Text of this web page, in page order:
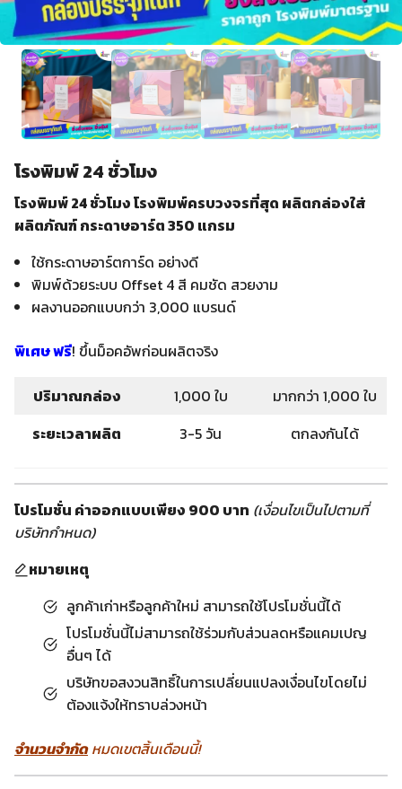
โรงพิมพ์ 24 ชั่วโมง
โรงพิมพ์ 24 ชั่วโมง โรงพิมพ์ครบวงจรที่สุด ผลิตกล่องใส่
ผลิตภัณฑ์ กระดาษอาร์ต 350 แกรม
ใช้กระดาษอาร์ตการ์ด อย่างดี
พิมพ์ด้วยระบบ Offset 4 สี คมชัด สวยงาม
ผลงานออกแบบกว่า 3,000 แบรนด์
พิเศษ ฟรี! ขึ้นม็อคอัพก่อนผลิตจริง
ปริมาณกล่อง 1,000 ใบ
มากกว่า 1,000 ใบ
ระยะเวลาผลิต
3-5 วัน ตกลงกันได้
โปรโมชั่น ค่าออกแบบเพียง 900 บาท (เงื่อนไขเป็นไปตามที่
บริษัทกำหนด)
หมายเหตุ
ลูกค้าเก่าหรือลูกค้าใหม่ สามารถใช้โปรโมชั่นนี้ได้
โปรโมชั่นนี้ไม่สามารถใช้ร่วมกับส่วนลดหรือแคมเปญ
อื่นๆ ได้
บริษัทขอสงวนสิทธิ์ในการเปลี่ยนแปลงเงื่อนไขโดยไม่
ต้องแจ้งให้ทราบล่วงหน้า
จำนวนจำกัดหมดเขตสิ้นเดือนนี้!